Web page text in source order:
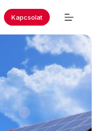
Kapcsolat